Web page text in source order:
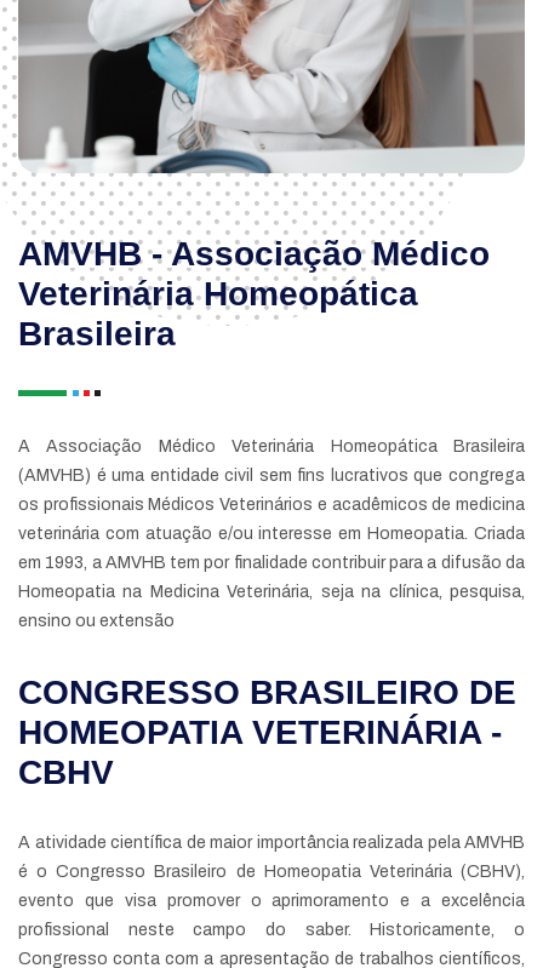
AMVHB - Associação Médico
Veterinária Homeopática
Brasileira
A Associação Médico Veterinária Homeopática Brasileira
(AMVHB) é uma entidade civil sem fins lucrativos que congrega
os profissionais Médicos Veterinários e acadêmicos de medicina
veterinária com atuação e/ou interesse em Homeopatia. Criada
em 1993, a AMVHB tem por finalidade contribuir para a difusão da
Homeopatia na Medicina Veterinária, seja na clínica, pesquisa,
ensino ou extensão
CONGRESSO BRASILEIRO DE
HOMEOPATIA VETERINÁRIA -
CBHV
A atividade científica de maior importância realizada pela AMVHB
é o Congresso Brasileiro de Homeopatia Veterinária (CBHV),
evento que visa promover o aprimoramento e a excelência
profissional neste campo do saber. Historicamente, o
Congresso conta com a apresentação de trabalhos científicos,